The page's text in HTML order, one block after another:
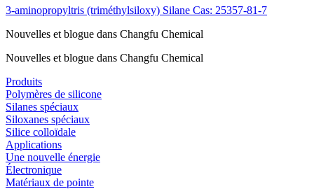
3-aminopropyltris (triméthylsiloxy) Silane Cas: 25357-81-7
Nouvelles et blogue dans Changfu Chemical
Nouvelles et blogue dans Changfu Chemical
Produits
Polymères de silicone
Silanes spéciaux
Siloxanes spéciaux
Silice colloïdale
Applications
Une nouvelle énergie
Électronique
Matériaux de pointe